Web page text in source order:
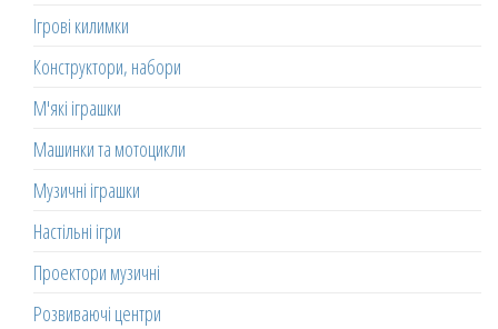
Ігрові килимки
Конструктори, набори
М'які іграшки
Машинки та мотоцикли
Музичні іграшки
Настільні ігри
Проектори музичні
Розвиваючі центри